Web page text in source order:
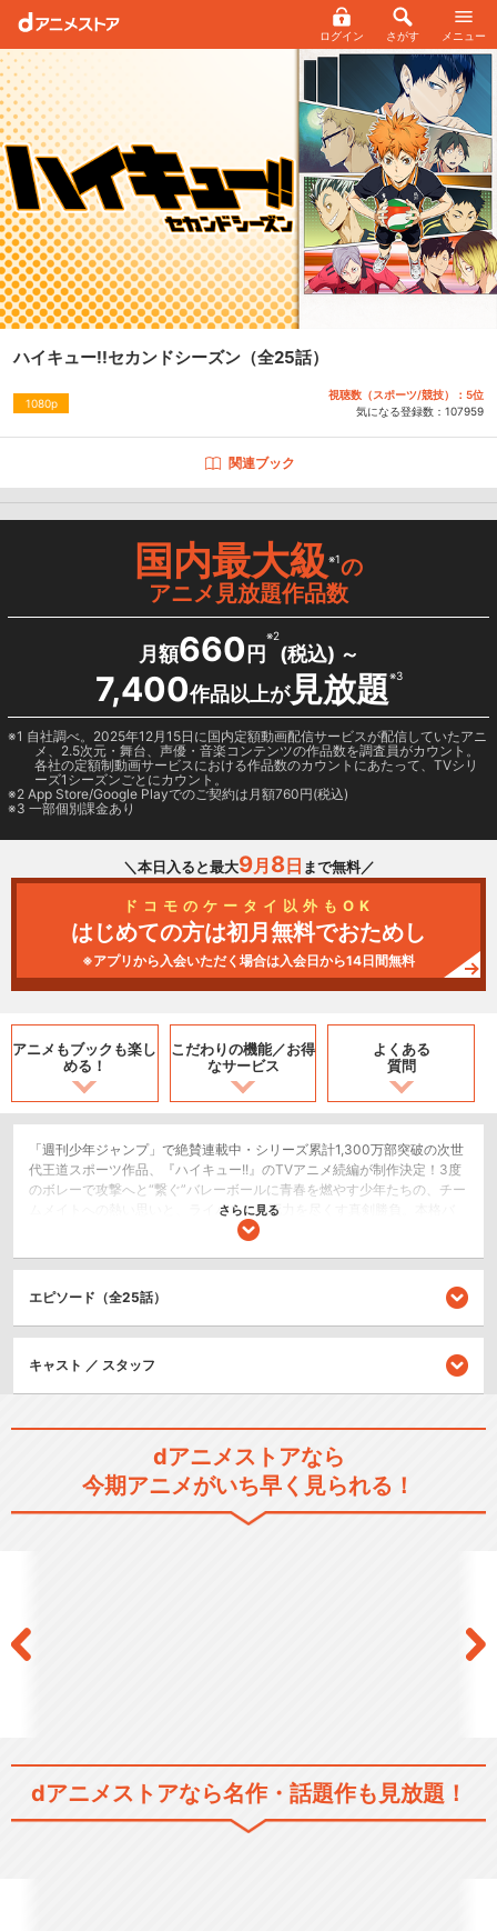
ログイン さがす メニュー
ハイキュー!!セカンドシーズン （全25話）
1080p
視聴数（スポーツ/競技）：5位
気になる登録数： 107959
関連ブック
国内最大級※1の
アニメ見放題作品数
月額660 円
※2
(税込) ～
7,400作品以上が見放題※3
1 自社調べ。2025年12月15日に国内定額動画配信サービスが配信していたアニ
メ、2.5次元・舞台、声優・音楽コンテンツの作品数を調査員がカウント。
各社の定額制動画サービスにおける作品数のカウントにあたって、TVシリ
ーズ1シーズンごとにカウント。
2 App Store/Google Playでのご契約は月額760円(税込)
3 一部個別課金あり
＼本日入ると最大9月 8日 まで無料／
ドコモのケータイ以外もOK
はじめての方は初月無料でおためし
※アプリから入会いただく場合は入会日から14日間無料
アニメもブックも楽し
める！
こだわりの機能／お得
なサービス
よくある
質問
「週刊少年ジャンプ」で絶賛連載中・シリーズ累計1,300万部突破の次世
代王道スポーツ作品、『ハイキュー!!』のTVアニメ続編が制作決定！3度
のボレーで攻撃へと“繋ぐ”バレーボールに青春を燃やす少年たちの、チー
ムメイトへの熱い思いと、ライバルとの死力を尽くす真剣勝負。本格バ
レーボール作品の魅力を、アニメーションならではの躍動感でお届けし
シリーズ／関連のアニメ作品
ハイキュー!!
ハイキュー!! 烏野高校 ＶＳ 白
ハイキュー!! OAD
さらに見る
エピソード（全25話）
キャスト ／ スタッフ
dアニメストアなら
今期アニメがいち早く見られる！
dアニメストアなら名作・話題作も見放題！